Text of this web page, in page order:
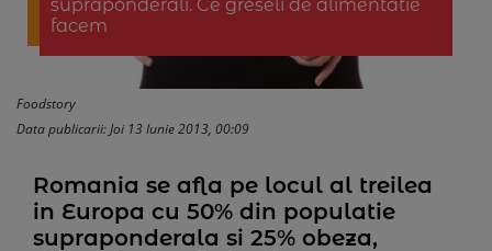
supraponderali. Ce greseli de alimentatie
facem
Foodstory
Data publicarii: Joi 13 Iunie 2013, 00:09
Romania se afla pe locul al treilea
in Europa cu 50% din populatie
supraponderala si 25% obeza,